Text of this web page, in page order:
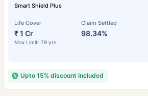
Smart Shield Plus
Life Cover
₹ 1 Cr
Max Limit: 79 yrs
Claim Settled
98.34%
Upto 15% discount included